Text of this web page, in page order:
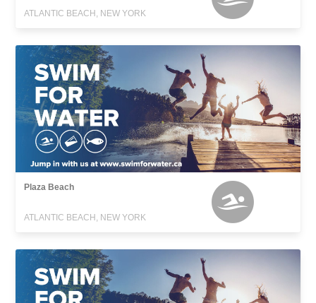
ATLANTIC BEACH, NEW YORK
Plaza Beach
ATLANTIC BEACH, NEW YORK